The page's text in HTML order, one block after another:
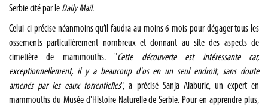
Serbie cité par le Daily Mail.
Celui-ci précise néanmoins qu’il faudra au moins 6 mois pour dégager tous les
ossements particulièrement nombreux et donnant au site des aspects de
cimetière de mammouths. "Cette découverte est intéressante car,
exceptionnellement, il y a beaucoup d'os en un seul endroit, sans doute
amenés par les eaux torrentielles", a précisé Sanja Alaburic, un expert en
mammouths du Musée d'Histoire Naturelle de Serbie. Pour en apprendre plus,